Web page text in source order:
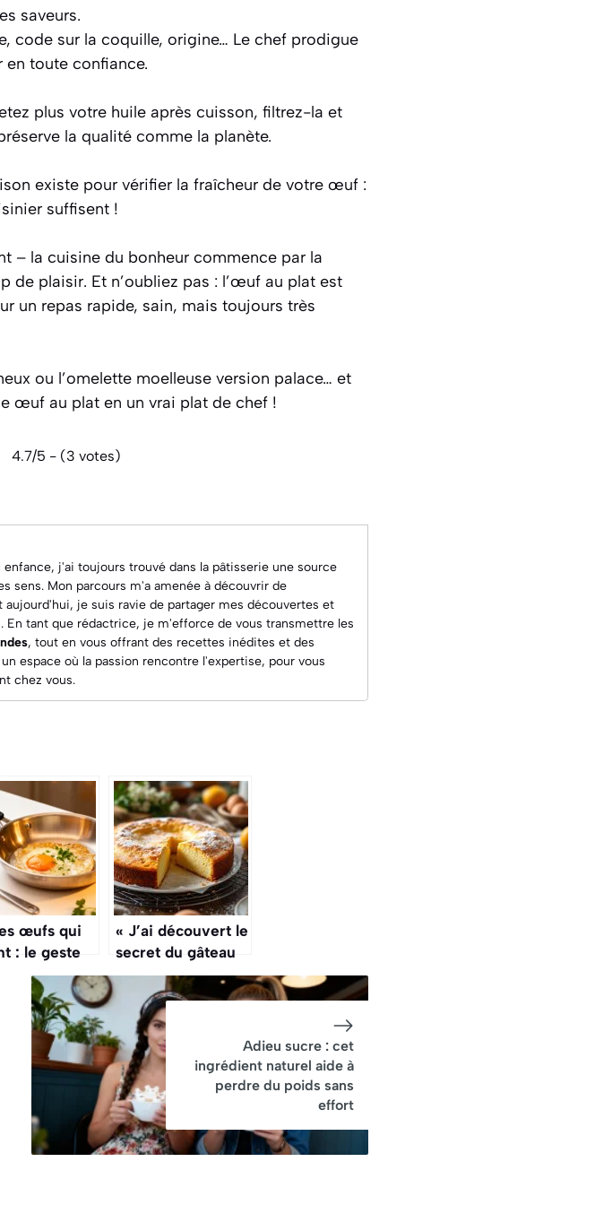
saveurs.
code sur la coquille, origine… Le chef prodigue
en toute confiance.
plus votre huile après cuisson, filtrez-la et
la qualité comme la planète.
existe pour vérifier la fraîcheur de votre œuf :
suffisent !
– la cuisine du bonheur commence par la
de plaisir. Et n’oubliez pas : l’œuf au plat est
un repas rapide, sain, mais toujours très
ou l’omelette moelleuse version palace… et
œuf au plat en un vrai plat de chef !
4.7/5 - (3 votes)
j'ai toujours trouvé dans la pâtisserie une source
sens. Mon parcours m'a amenée à découvrir de
je suis ravie de partager mes découvertes et
tant que rédactrice, je m'efforce de vous transmettre les
, tout en vous offrant des recettes inédites et des
espace où la passion rencontre l'expertise, pour vous
chez vous.
œufs qui
: le geste
d’un chef
dévoilé
« J’ai découvert le
secret du gâteau
parfait » : 3
ingrédients, 10
minutes, résultat
bluffant
Adieu sucre : cet
ingrédient naturel aide à
perdre du poids sans
effort